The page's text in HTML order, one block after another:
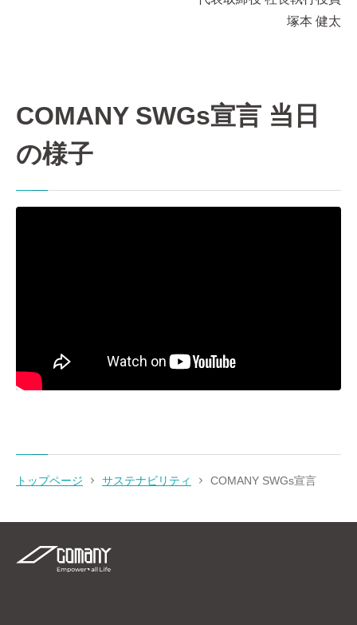
塚本 健太
COMANY SWGs宣言 当日
の様子
トップページ サステナビリティ COMANY SWGs宣言